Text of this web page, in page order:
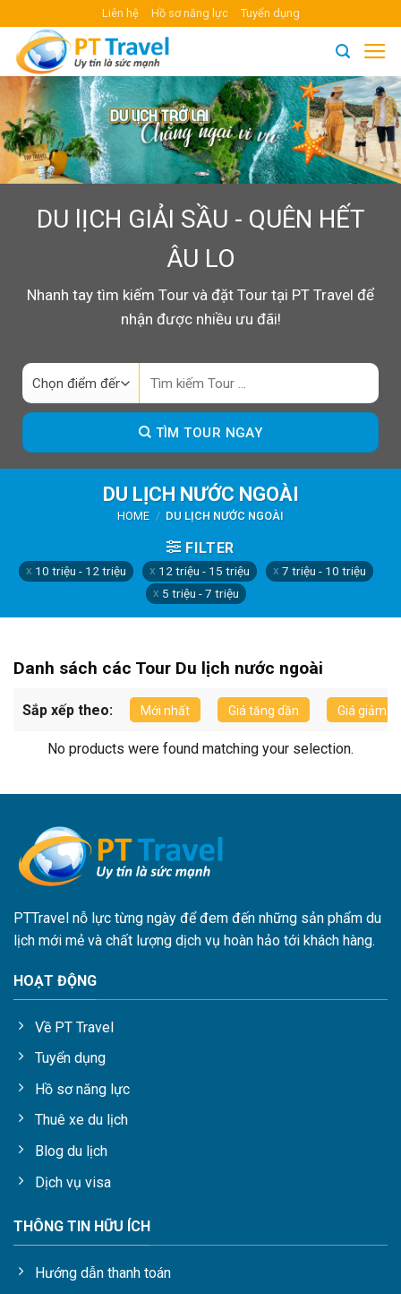
content
Liên hệ Hồ sơ năng lực Tuyển dụng
DU lỊCH GIẢI SẦU - QUÊN HẾT
ÂU LO
Nhanh tay tìm kiếm Tour và đặt Tour tại PT Travel để
nhận được nhiều ưu đãi!
TÌM TOUR NGAY
DU LỊCH NƯỚC NGOÀI
HOME / DU LỊCH NƯỚC NGOÀI
FILTER
10 triệu - 12 triệu 12 triệu - 15 triệu
7 triệu - 10 triệu
5 triệu - 7 triệu
Danh sách các Tour Du lịch nước ngoài
Sắp xếp theo: Mới nhất Giá tăng dần Giá giảm
No products were found matching your selection.
PTTravel nỗ lực từng ngày để đem đến những sản phẩm du
lịch mới mẻ và chất lượng dịch vụ hoàn hảo tới khách hàng.
HOẠT ĐỘNG
Về PT Travel
Tuyển dụng
Hồ sơ năng lực
Thuê xe du lịch
Blog du lịch
Dịch vụ visa
THÔNG TIN HỮU ÍCH
Hướng dẫn thanh toán